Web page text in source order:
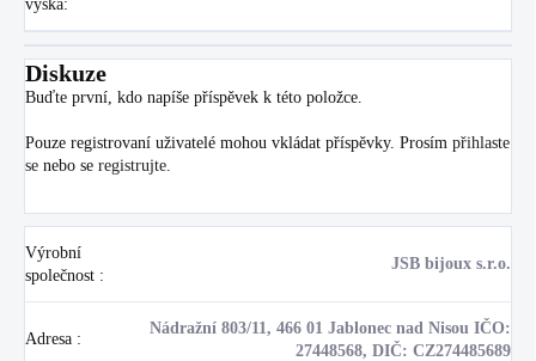
výška:
Diskuze
Buďte první, kdo napíše příspěvek k této položce.
Pouze registrovaní uživatelé mohou vkládat příspěvky. Prosím přihlaste
se nebo se registrujte
Výrobní
společnost :
JSB bijoux s.r.o.
Adresa :
Nádražní 803/11, 466 01 Jablonec nad Nisou IČO:
27448568, DIČ: CZ274485689